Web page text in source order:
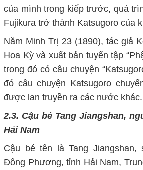
của mình trong kiếp trước, quá
Fujikura trở thành Katsugoro của
Năm Minh Trị 23 (1890), tác giả
Hoa Kỳ và xuất bản tuyển tập
trong đó có câu chuyện
đó câu chuyện Katsugoro
được lan truyền ra các nước khác.
2.3. Cậu bé Tang Jiangshan,
Hải Nam
Cậu bé tên là Tang Jiangshan,
Đông Phương, tỉnh Hải Nam,